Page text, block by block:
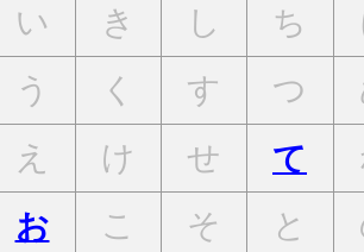
い
き し ち
う
く す つ
え
け せ て
お
こ そ と